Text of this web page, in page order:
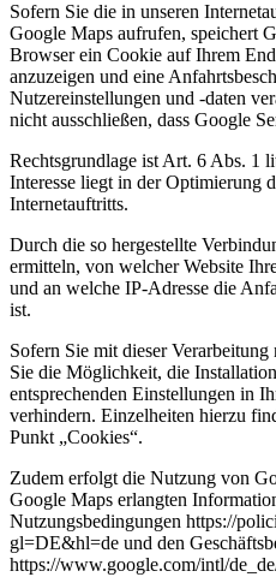
Sofern Sie die in unseren
Google Maps aufrufen, speichert
Browser ein Cookie auf Ihrem
anzuzeigen und eine
Nutzereinstellungen und -daten
nicht ausschließen, dass Google
Rechtsgrundlage ist Art. 6 Abs. 1
Interesse liegt in der Optimierung
Internetauftritts.
Durch die so hergestellte
ermitteln, von welcher Website
und an welche IP-Adresse die
ist.
Sofern Sie mit dieser
Sie die Möglichkeit, die
entsprechenden Einstellungen in
verhindern. Einzelheiten hierzu
Punkt „Cookies“.
Zudem erfolgt die Nutzung von
Google Maps erlangten
Nutzungsbedingungen https://
gl=DE&hl=de und den
https://www.google.com/intl/